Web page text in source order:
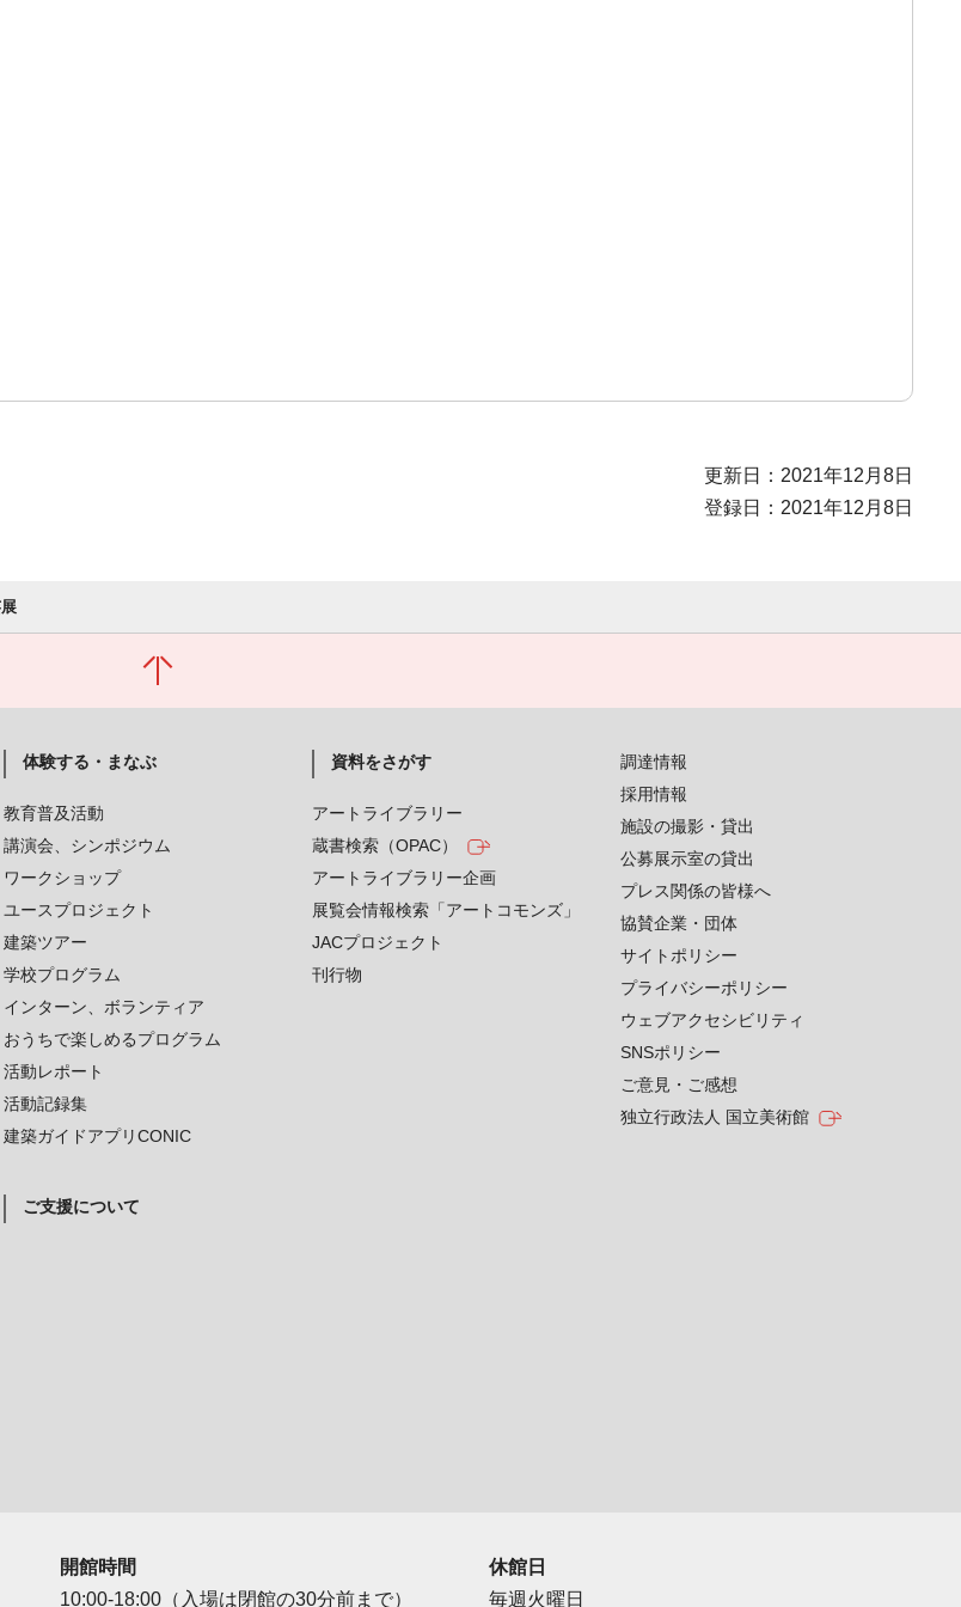
更新日：2021年12月8日
登録日：2021年12月8日
体験する・まなぶ
教育普及活動
講演会、シンポジウム
ワークショップ
ユースプロジェクト
建築ツアー
学校プログラム
インターン、ボランティア
おうちで楽しめるプログラム
活動レポート
活動記録集
建築ガイドアプリCONIC
資料をさがす
アートライブラリー
蔵書検索（OPAC）
アートライブラリー企画
展覧会情報検索「アートコモンズ」
JACプロジェクト
刊行物
ご支援について
調達情報
採用情報
施設の撮影・貸出
公募展示室の貸出
プレス関係の皆様へ
協賛企業・団体
サイトポリシー
プライバシーポリシー
ウェブアクセシビリティ
SNSポリシー
ご意見・ご感想
独立行政法人 国立美術館
開館時間
10:00-18:00（入場は閉館の30分前まで）
休館日
毎週火曜日